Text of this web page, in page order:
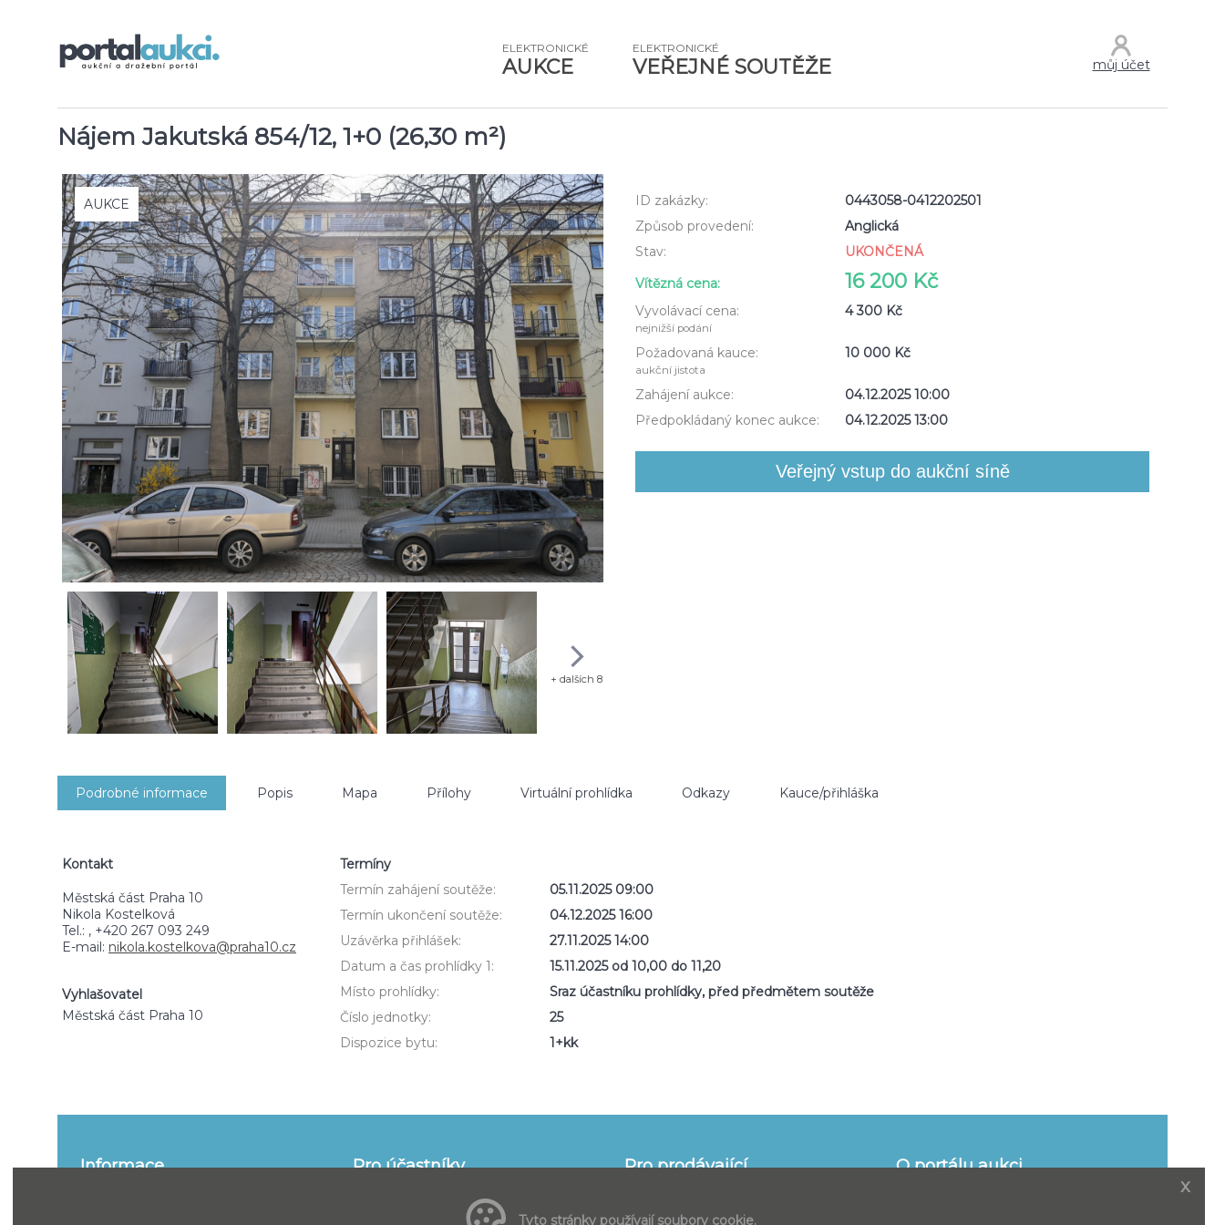
Nájem Jakutská 854/12, 1+0 (26,30 m²)
AUKCE
+ dalších 8
ID zakázky:
0443058-0412202501
Způsob provedení:
Anglická
Stav:
UKONČENÁ
Vítězná cena:
16 200 Kč
Vyvolávací cena:
nejnižší podání
4 300 Kč
Požadovaná kauce:
aukční jistota
10 000 Kč
Zahájení aukce:
04.12.2025 10:00
Předpokládaný konec aukce:
04.12.2025 13:00
Podrobné informace Popis Mapa Přílohy Virtuální prohlídka Odkazy Kauce/přihláška
Kontakt
Městská část Praha 10
Nikola Kostelková
Tel.: , +420 267 093 249
E-mail: nikola.kostelkova@praha10.cz
Vyhlašovatel
Městská část Praha 10
Termíny
Termín zahájení soutěže:
05.11.2025 09:00
Termín ukončení soutěže:
04.12.2025 16:00
Uzávěrka přihlášek:
27.11.2025 14:00
Datum a čas prohlídky 1:
15.11.2025 od 10,00 do 11,20
Místo prohlídky:
Sraz účastníku prohlídky, před předmětem soutěže
Číslo jednotky:
25
Dispozice bytu:
1+kk
ELEKTRONICKÉ
AUKCE
ELEKTRONICKÉ
VEŘEJNÉ SOUTĚŽE můj účet
Informace Pro účastníky Pro prodávající
Všeobecné obchodní podmínky pro
O portálu aukci
x
Tyto stránky používají soubory cookie.